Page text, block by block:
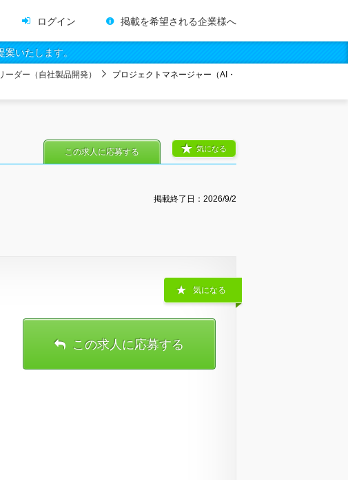
ログイン 掲載を希望される企業様へ
いたします。
ダー（自社製品開発）
プロジェクトマネージャー（AI・
掲載終了日： 2026/9/2
気になる
この求人に応募する
気になる
この求人に応募する